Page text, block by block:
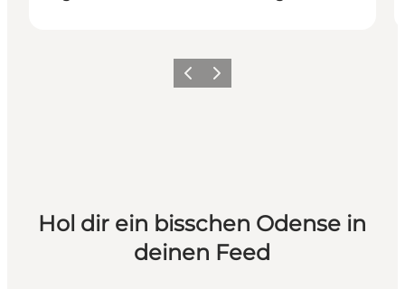
ZurückWeiter
Hol dir ein bisschen Odense in
deinen Feed